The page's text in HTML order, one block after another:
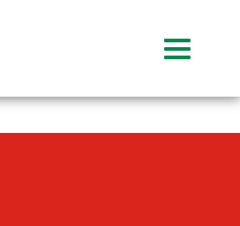
Toggle